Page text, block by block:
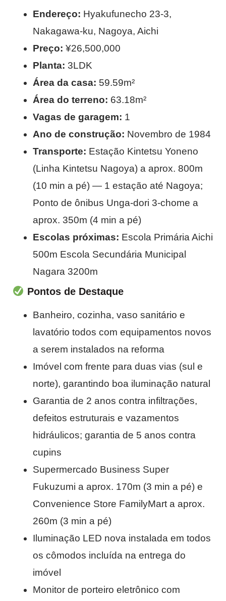
Endereço: Hyakufunecho 23-3,
Nakagawa-ku, Nagoya, Aichi
Preço: ¥26,500,000
Planta: 3LDK
Área da casa: 59.59m²
Área do terreno: 63.18m²
Vagas de garagem: 1
Ano de construção: Novembro de 1984
Transporte: Estação Kintetsu Yoneno
(Linha Kintetsu Nagoya) a aprox. 800m
(10 min a pé) — 1 estação até Nagoya;
Ponto de ônibus Unga-dori 3-chome a
aprox. 350m (4 min a pé)
Escolas próximas: Escola Primária Aichi
500m Escola Secundária Municipal
Nagara 3200m
Pontos de Destaque
Banheiro, cozinha, vaso sanitário e
lavatório todos com equipamentos novos
a serem instalados na reforma
Imóvel com frente para duas vias (sul e
norte), garantindo boa iluminação natural
Garantia de 2 anos contra infiltrações,
defeitos estruturais e vazamentos
hidráulicos; garantia de 5 anos contra
cupins
Supermercado Business Super
Fukuzumi a aprox. 170m (3 min a pé) e
Convenience Store FamilyMart a aprox.
260m (3 min a pé)
Iluminação LED nova instalada em todos
os cômodos incluída na entrega do
imóvel
Monitor de porteiro eletrônico com